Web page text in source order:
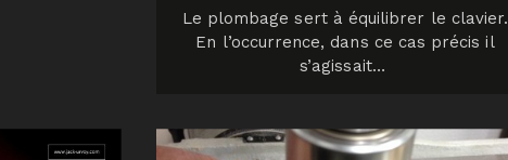
Le plombage sert à équilibrer le clavier.
En l’occurrence, dans ce cas précis il
s’agissait…